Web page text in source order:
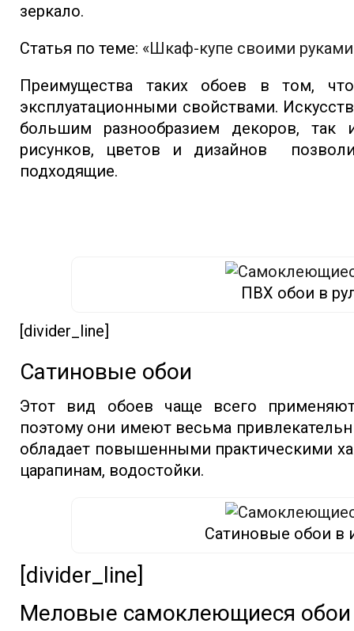
зеркало.
Статья по теме: «Шкаф-купе своими
Преимущества таких обоев в том,
эксплуатационными свойствами.
большим разнообразием декоров,
рисунков, цветов и дизайнов
подходящие.
ПВХ обои в
[divider_line]
Сатиновые обои
Этот вид обоев чаще всего
поэтому они имеют весьма
обладает повышенными практическими
царапинам, водостойки.
Сатиновые обои в
[divider_line]
Меловые самоклеющиеся обои